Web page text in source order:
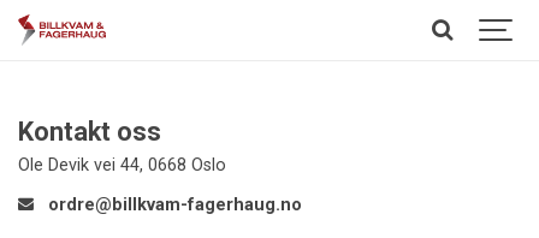
Kontakt oss
Ole Devik vei 44, 0668 Oslo
ordre@billkvam-fagerhaug.no